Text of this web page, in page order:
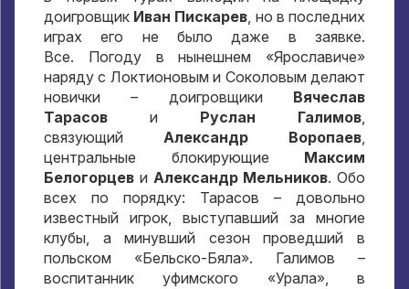
доигровщик Иван Пискарев , но в последних
играх его не было даже в заявке.
Все. Погоду в нынешнем «Ярославиче»
наряду с Локтионовым и Соколовым делают
новички – доигровщики Вячеслав
Тарасов и Руслан Галимов
связующий Александр Воропаев
центральные блокирующие Максим
Белогорцев и Александр Мельников. Обо
всех по порядку: Тарасов – довольно
известный игрок, выступавший за многие
клубы, а минувший сезон проведший в
польском «Бельско-Бяла». Галимов –
воспитанник уфимского «Урала», в